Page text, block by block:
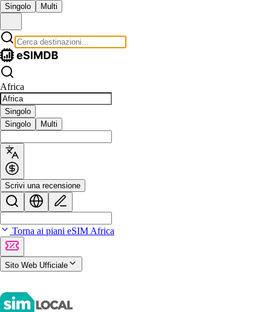
Singolo Multi
Africa
Singolo
Singolo
Multi
Scrivi una recensione
Torna ai piani eSIM Africa
Sito Web Ufficiale